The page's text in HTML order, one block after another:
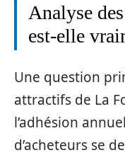
Analyse
est-elle
Une question
attractifs de La
l’adhésion
d’acheteurs se